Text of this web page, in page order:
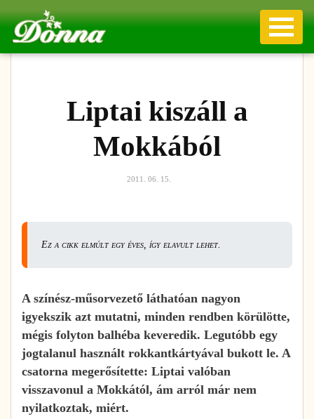
Liptai kiszáll a
Mokkából
2011. 06. 15.
Ez a cikk elmúlt egy éves, így elavult lehet.
A színész-műsorvezető láthatóan nagyon
igyekszik azt mutatni, minden rendben körülötte,
mégis folyton balhéba keveredik. Legutóbb egy
jogtalanul használt rokkantkártyával bukott le. A
csatorna megerősítette: Liptai valóban
visszavonul a Mokkától, ám arról már nem
nyilatkoztak, miért.